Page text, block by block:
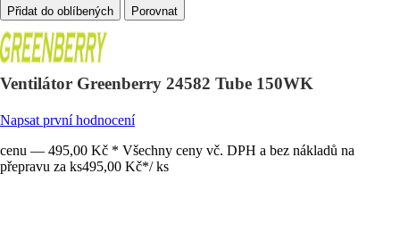
Porovnat
Ventilátor Greenberry 24582 Tube 150WK
Napsat první hodnocení
cenu — 495,00 Kč * Všechny ceny vč. DPH a bez nákladů na
přepravu za ks495,00 Kč*/ ks